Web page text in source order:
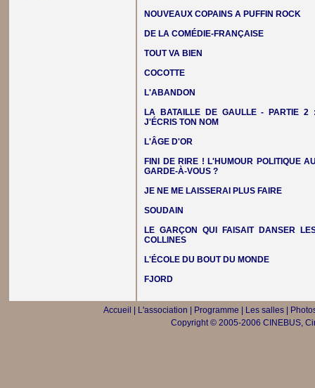
NOUVEAUX COPAINS A PUFFIN ROCK
DE LA COMÉDIE-FRANÇAISE
TOUT VA BIEN
COCOTTE
L'ABANDON
LA BATAILLE DE GAULLE - PARTIE 2
J'ÉCRIS TON NOM
L'ÂGE D'OR
FINI DE RIRE ! L'HUMOUR POLITIQUE
GARDE-À-VOUS ?
JE NE ME LAISSERAI PLUS FAIRE
SOUDAIN
LE GARÇON QUI FAISAIT DANSER
COLLINES
L'ÉCOLE DU BOUT DU MONDE
FJORD
Accueil L'association Programme Les salles|
Copyright © 2005-2006 CINEBUS,